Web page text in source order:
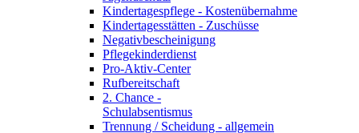
Kindertagespflege - Kostenübernahme
Kindertagesstätten - Zuschüsse
Negativbescheinigung
Pflegekinderdienst
Pro-Aktiv-Center
Rufbereitschaft
2. Chance -
Schulabsentismus
Trennung / Scheidung - allgemein